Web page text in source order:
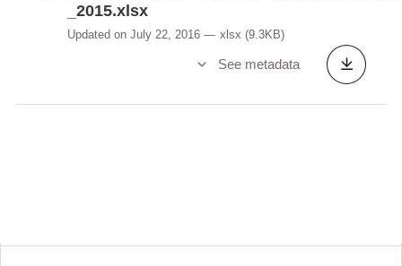
_2015.xlsx
Updated on July 22, 2016 xlsx (9.3KB)
See metadata